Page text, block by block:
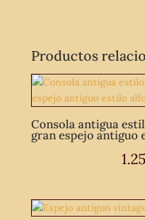
Productos
Consola antigua
gran espejo antiguo